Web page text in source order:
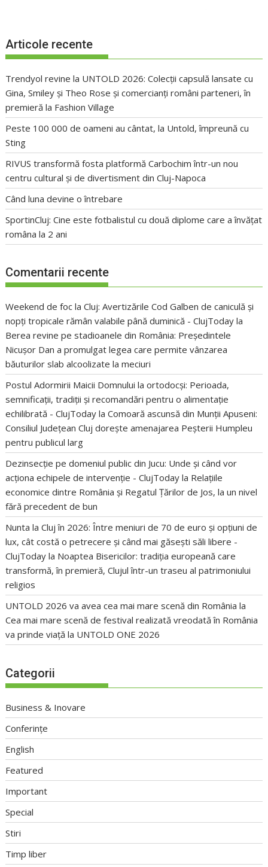
Articole recente
Trendyol revine la UNTOLD 2026: Colecții capsulă lansate cu
Gina, Smiley și Theo Rose și comercianți români parteneri, în
premieră la Fashion Village
Peste 100 000 de oameni au cântat, la Untold, împreună cu
Sting
RIVUS transformă fosta platformă Carbochim într-un nou
centru cultural și de divertisment din Cluj-Napoca
Când luna devine o întrebare
SportinCluj: Cine este fotbalistul cu două diplome care a învățat
româna la 2 ani
Comentarii recente
Weekend de foc la Cluj: Avertizările Cod Galben de caniculă și
nopți tropicale rămân valabile până duminică - ClujToday la
Berea revine pe stadioanele din România: Președintele
Nicușor Dan a promulgat legea care permite vânzarea
băuturilor slab alcoolizate la meciuri
Postul Adormirii Maicii Domnului la ortodocși: Perioada,
semnificații, tradiții și recomandări pentru o alimentație
echilibrată - ClujToday laComoară ascunsă din Munții Apuseni:
Consiliul Județean Cluj dorește amenajarea Peșterii Humpleu
pentru publicul larg
Dezinsecție pe domeniul public din Jucu: Unde și când vor
acționa echipele de intervenție - ClujToday la Relațiile
economice dintre România și Regatul Țărilor de Jos, la un nivel
fără precedent de bun
Nunta la Cluj în 2026: Între meniuri de 70 de euro și opțiuni de
lux, cât costă o petrecere și când mai găsești săli libere -
ClujToday la Noaptea Bisericilor: tradiția europeană care
transformă, în premieră, Clujul într-un traseu al patrimoniului
religios
UNTOLD 2026 va avea cea mai mare scenă din România la
Cea mai mare scenă de festival realizată vreodată în România
va prinde viață la UNTOLD ONE 2026
Categorii
Business & Inovare
Conferințe
English
Featured
Important
Special
Stiri
Timp liber